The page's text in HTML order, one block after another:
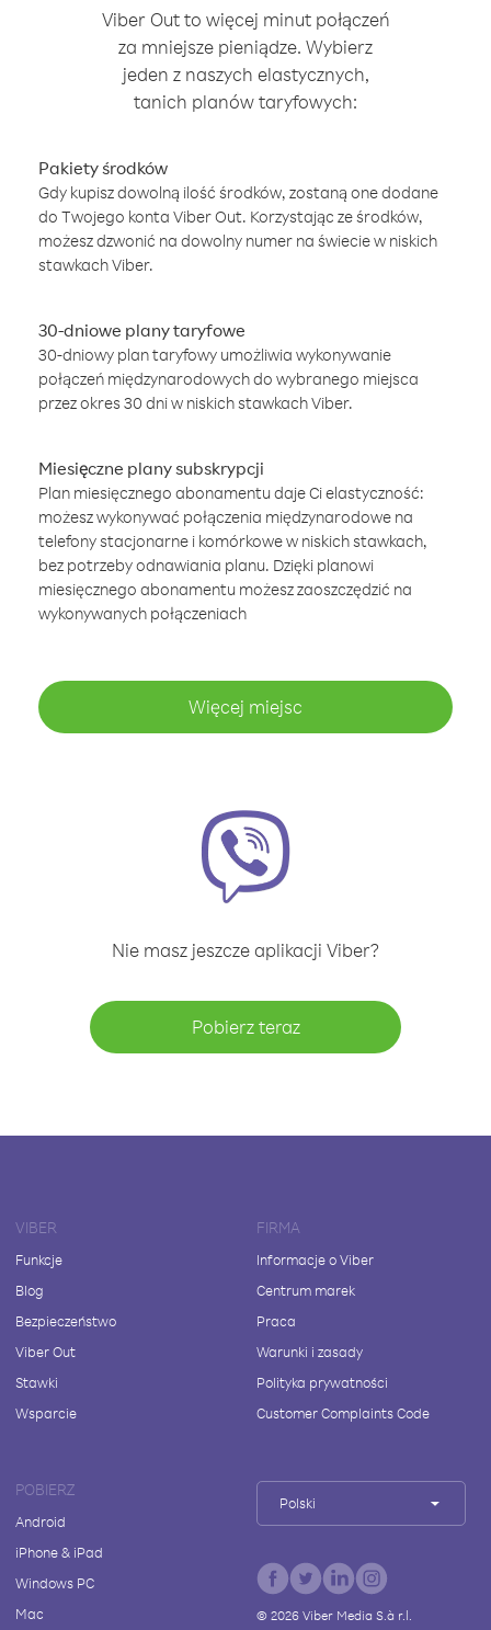
Viber Out to więcej minut połączeń
za mniejsze pieniądze. Wybierz
jeden z naszych elastycznych,
tanich planów taryfowych:
Pakiety środków
Gdy kupisz dowolną ilość środków, zostaną one dodane
do Twojego konta Viber Out. Korzystając ze środków,
możesz dzwonić na dowolny numer na świecie w niskich
stawkach Viber.
30-dniowe plany taryfowe
30-dniowy plan taryfowy umożliwia wykonywanie
połączeń międzynarodowych do wybranego miejsca
przez okres 30 dni w niskich stawkach Viber.
Miesięczne plany subskrypcji
Plan miesięcznego abonamentu daje Ci elastyczność:
możesz wykonywać połączenia międzynarodowe na
telefony stacjonarne i komórkowe w niskich stawkach,
bez potrzeby odnawiania planu. Dzięki planowi
miesięcznego abonamentu możesz zaoszczędzić na
wykonywanych połączeniach
Więcej miejsc
Nie masz jeszcze aplikacji Viber?
Pobierz teraz
VIBER
Funkcje
Blog
Bezpieczeństwo
Viber Out
Stawki
Wsparcie
FIRMA
Informacje o Viber
Centrum marek
Praca
Warunki i zasady
Polityka prywatności
Customer Complaints Code
POBIERZ
Android
iPhone & iPad
Windows PC
Mac
Polski
© 2026Viber Media S.à r.l.